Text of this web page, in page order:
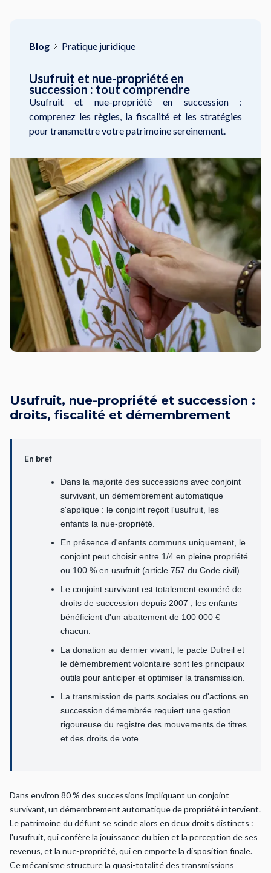
Blog Pratique juridique
Usufruit et nue-propriété en
succession : tout comprendre
Usufruit et nue-propriété en succession :
comprenez les règles, la fiscalité et les stratégies
pour transmettre votre patrimoine sereinement.
Usufruit, nue-propriété et succession :
droits, fiscalité et démembrement
En bref
Dans la majorité des successions avec conjoint
survivant, un démembrement automatique
s'applique : le conjoint reçoit l'usufruit, les
enfants la nue-propriété.
En présence d'enfants communs uniquement, le
conjoint peut choisir entre 1/4 en pleine propriété
ou 100 % en usufruit (article 757 du Code civil).
Le conjoint survivant est totalement exonéré de
droits de succession depuis 2007 ; les enfants
bénéficient d'un abattement de 100 000 €
chacun.
La donation au dernier vivant, le pacte Dutreil et
le démembrement volontaire sont les principaux
outils pour anticiper et optimiser la transmission.
La transmission de parts sociales ou d'actions en
succession démembrée requiert une gestion
rigoureuse du registre des mouvements de titres
et des droits de vote.
Dans environ 80 % des successions impliquant un conjoint
survivant, un démembrement automatique de propriété intervient.
Le patrimoine du défunt se scinde alors en deux droits distincts :
l'usufruit, qui confère la jouissance du bien et la perception de ses
revenus, et la nue-propriété, qui en emporte la disposition finale.
Ce mécanisme structure la quasi-totalité des transmissions